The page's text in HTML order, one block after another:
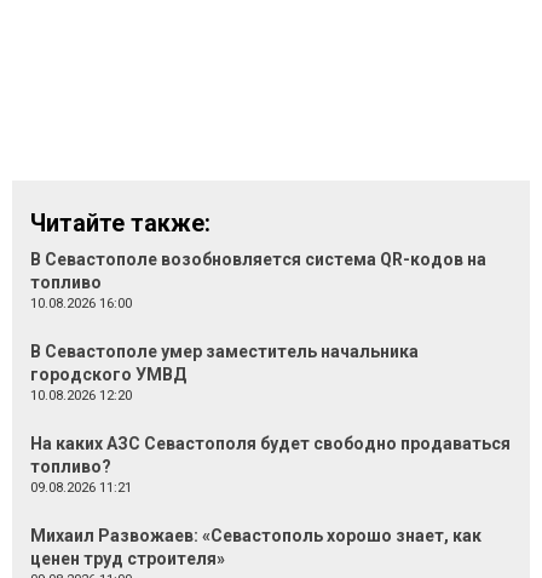
Читайте также:
В Севастополе возобновляется система QR-кодов на
топливо
10.08.2026 16:00
В Севастополе умер заместитель начальника
городского УМВД
10.08.2026 12:20
На каких АЗС Севастополя будет свободно продаваться
топливо?
09.08.2026 11:21
Михаил Развожаев: «Севастополь хорошо знает, как
ценен труд строителя»